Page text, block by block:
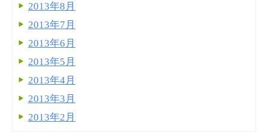
2013年8月
2013年7月
2013年6月
2013年5月
2013年4月
2013年3月
2013年2月